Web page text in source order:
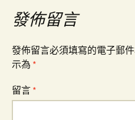
發佈留言
發佈留言必須填寫的電子郵
示為 *
留言 *